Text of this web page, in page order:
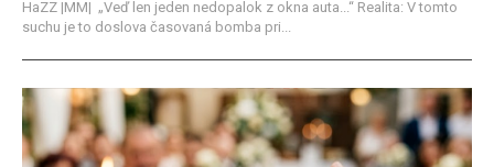
HaZZ |MM| ​„Veď len jeden nedopalok z okna auta...“ ​Realita: V tomto
suchu je to doslova časovaná bomba pri...